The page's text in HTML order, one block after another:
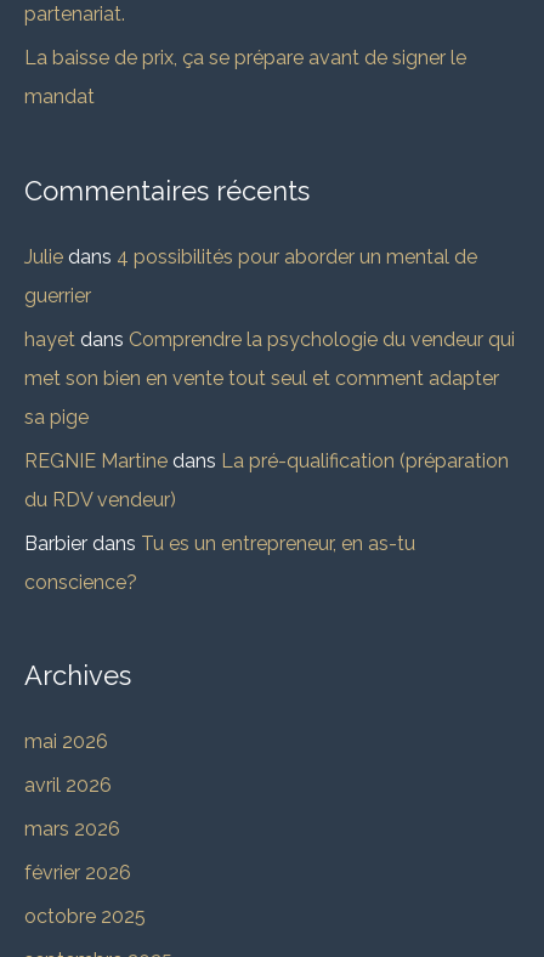
partenariat.
La baisse de prix, ça se prépare avant de signer le
mandat
Commentaires récents
Julie dans 4 possibilités pour aborder un mental de
guerrier
hayet dans Comprendre la psychologie du vendeur qui
met son bien en vente tout seul et comment adapter
sa pige
REGNIE Martine dans La pré-qualification (préparation
du RDV vendeur)
Barbier dans Tu es un entrepreneur, en as-tu
conscience?
Archives
mai 2026
avril 2026
mars 2026
février 2026
octobre 2025